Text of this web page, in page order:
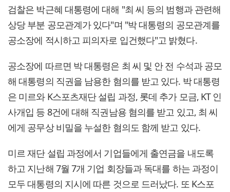
검찰은 박근혜 대통령에 대해 "최 씨 등의 범행과 관련해
상당 부분 공모관계가 있다"며 "박 대통령의 공모관계를
공소장에 적시하고 피의자로 입건했다"고 밝혔다.
공소장에 따르면 박 대통령은 최 씨 및 안 전 수석과 공모
해 대통령의 직권을 남용한 혐의를 받고 있다. 박 대통령
은 미르와 K스포츠재단 설립 과정, 롯데 추가 모금, KT 인
사개입 등 8건에 대해 직권남용 혐의를 받고 있고, 최 씨
에게 공무상 비밀을 누설한 혐의도 함께 받고 있다.
미르 재단 설립 과정에서 기업들에게 출연금을 내도록
하고 지난해 7월 7개 기업 회장들과 독대를 하는 과정이
모두 대통령의 지시에 따른 것으로 드러났다. 또 K스포